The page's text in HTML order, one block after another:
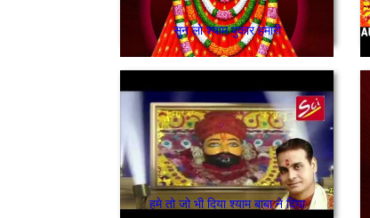
सुन लो श्याम पुकार हमारी
हमे तो जो भी दिया श्याम बाबा ने दिया